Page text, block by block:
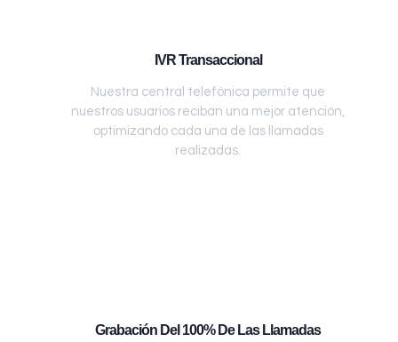
IVR Transaccional
Nuestra central telefónica permite que
nuestros usuarios reciban una mejor atención,
optimizando cada una de las llamadas
realizadas.
Grabación Del 100% De Las Llamadas